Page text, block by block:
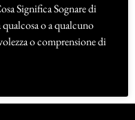
Significa Sognare di
o a qualcuno
o comprensione di